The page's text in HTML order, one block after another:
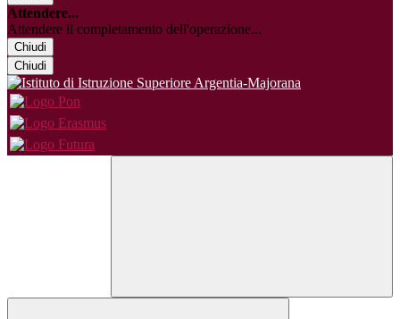
Attendere...
Attendere il completamento dell'operazione...
Chiudi
Chiudi